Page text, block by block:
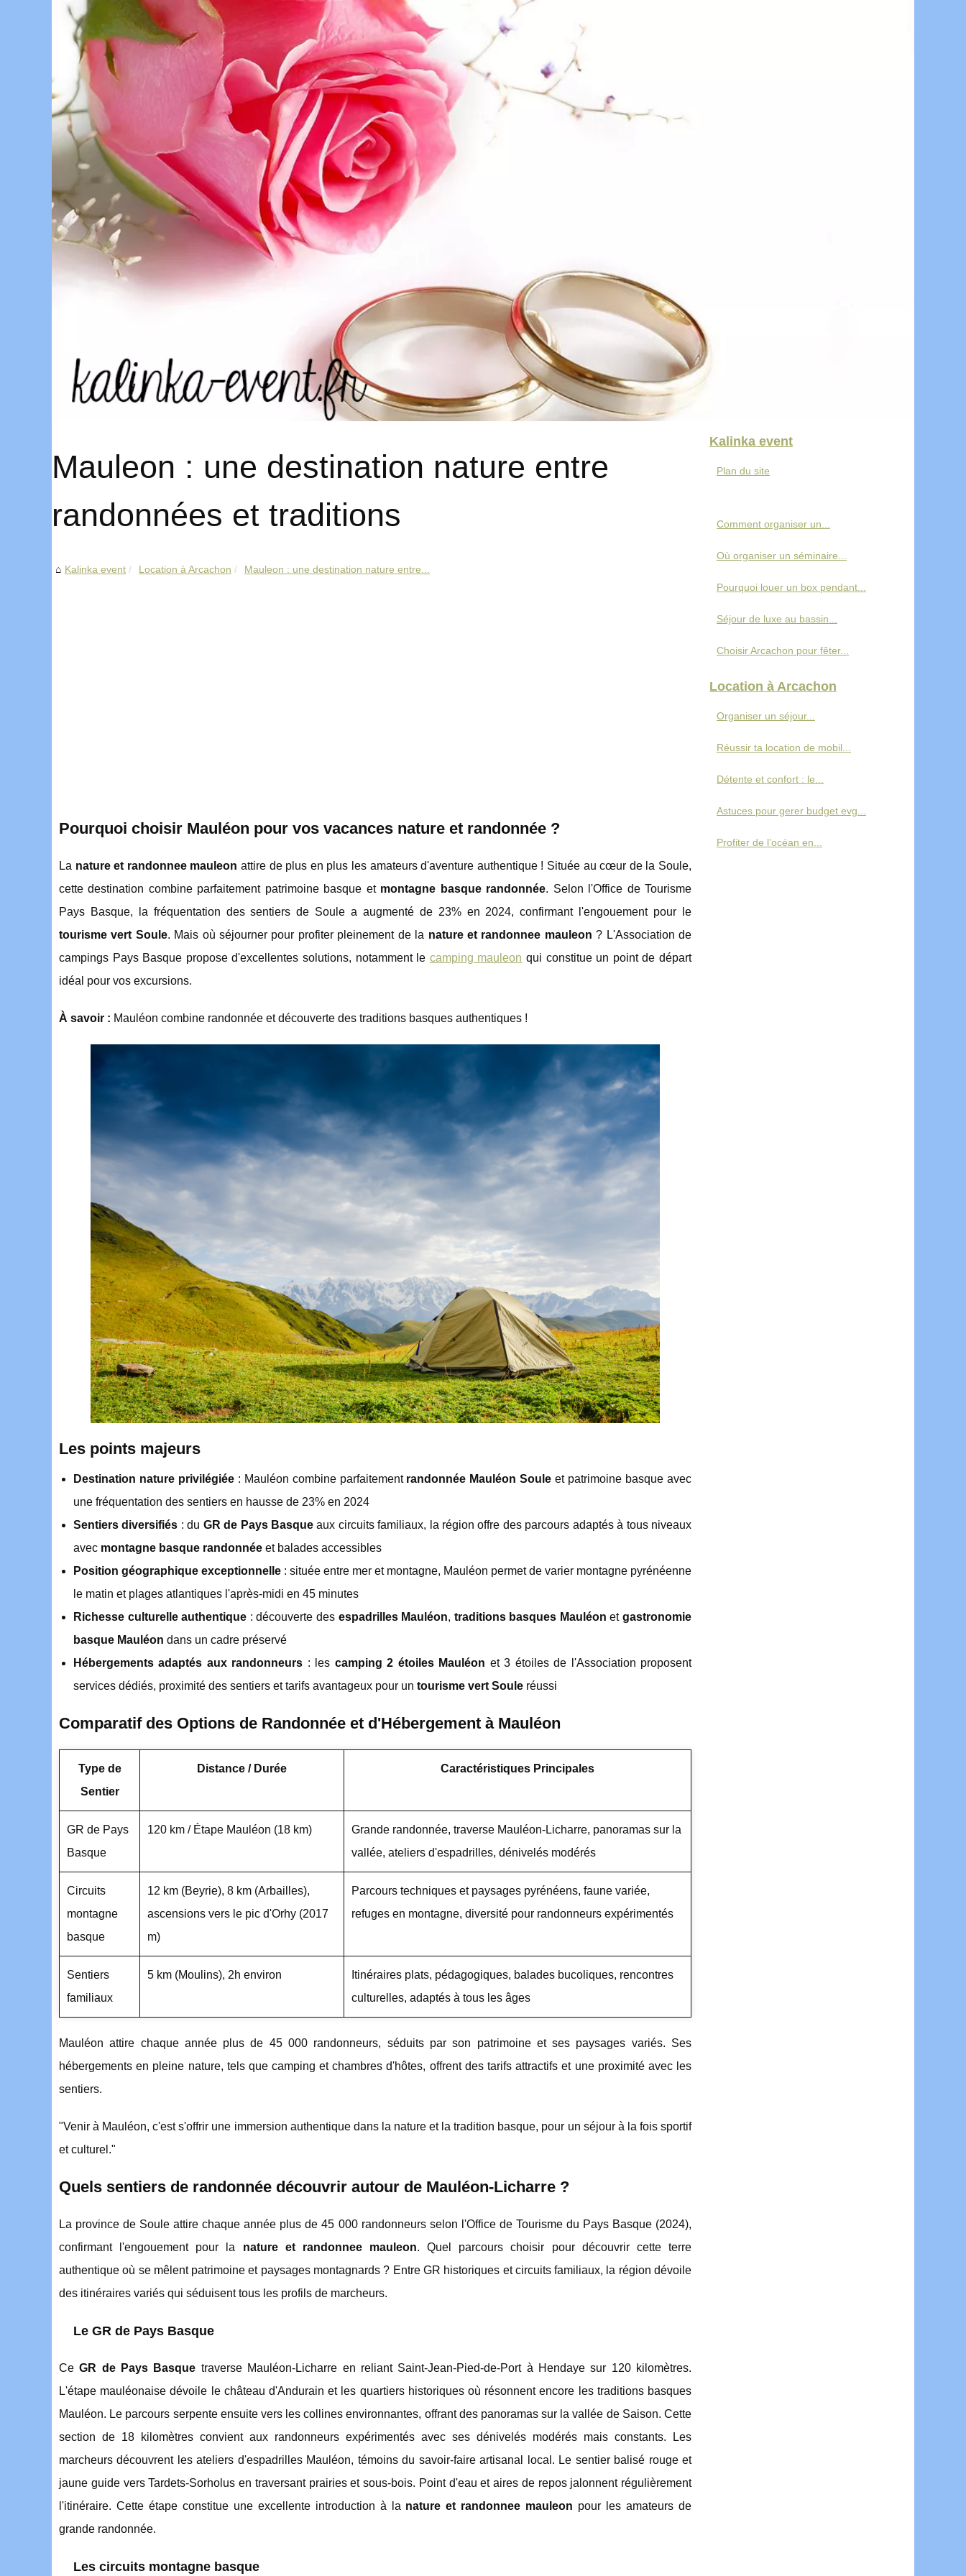
Mauleon : une destination nature entre
randonnées et traditions
Kalinka event Location à Arcachon Mauleon : une destination nature entre...
Pourquoi choisir Mauléon pour vos vacances nature et randonnée ?
La nature et randonnee mauleon attire de plus en plus les amateurs d'aventure authentique ! Située au cœur de la Soule,
cette destination combine parfaitement patrimoine basque et montagne basque randonnée. Selon l'Office de Tourisme
Pays Basque, la fréquentation des sentiers de Soule a augmenté de 23% en 2024, confirmant l'engouement pour le
tourisme vert Soule. Mais où séjourner pour profiter pleinement de la nature et randonnee mauleon ? L'Association de
campings Pays Basque propose d'excellentes solutions, notamment le camping mauleon qui constitue un point de départ
idéal pour vos excursions.
À savoir : Mauléon combine randonnée et découverte des traditions basques authentiques !
Les points majeurs
Destination nature privilégiée: Mauléon combine parfaitement randonnée Mauléon Soule et patrimoine basque avec
une fréquentation des sentiers en hausse de 23% en 2024
Sentiers diversifiés : du GR de Pays Basqueaux circuits familiaux, la région offre des parcours adaptés à tous niveaux
avec montagne basque randonnée et balades accessibles
Position géographique exceptionnelle : située entre mer et montagne, Mauléon permet de varier montagne pyrénéenne
le matin et plages atlantiques l'après-midi en 45 minutes
Richesse culturelle authentique : découverte des espadrilles Mauléon, traditions basques Mauléon etgastronomie
basque Mauléon dans un cadre préservé
Hébergements adaptés aux randonneurs : les camping 2 étoiles Mauléon et 3 étoiles de l'Association proposent
services dédiés, proximité des sentiers et tarifs avantageux pour un tourisme vert Soule réussi
Comparatif des Options de Randonnée et d'Hébergement à Mauléon
Type de
Sentier
Distance / Durée Caractéristiques Principales
GR de Pays
Basque
120 km / Étape Mauléon (18 km)
Grande randonnée, traverse Mauléon-Licharre, panoramas sur la
vallée, ateliers d'espadrilles, dénivelés modérés
Circuits
montagne
basque
12 km (Beyrie), 8 km (Arbailles),
ascensions vers le pic d'Orhy (2017
m)
Parcours techniques et paysages pyrénéens, faune variée,
refuges en montagne, diversité pour randonneurs expérimentés
Sentiers
familiaux
5 km (Moulins), 2h environ
Itinéraires plats, pédagogiques, balades bucoliques, rencontres
culturelles, adaptés à tous les âges
Mauléon attire chaque année plus de 45 000 randonneurs, séduits par son patrimoine et ses paysages variés. Ses
hébergements en pleine nature, tels que camping et chambres d'hôtes, offrent des tarifs attractifs et une proximité avec les
sentiers.
"Venir à Mauléon, c'est s'offrir une immersion authentique dans la nature et la tradition basque, pour un séjour à la fois sportif
et culturel."
Quels sentiers de randonnée découvrir autour de Mauléon-Licharre ?
La province de Soule attire chaque année plus de 45 000 randonneurs selon l'Office de Tourisme du Pays Basque (2024),
confirmant l'engouement pour la nature et randonnee mauleon. Quel parcours choisir pour découvrir cette terre
authentique où se mêlent patrimoine et paysages montagnards ? Entre GR historiques et circuits familiaux, la région dévoile
des itinéraires variés qui séduisent tous les profils de marcheurs.
Le GR de Pays Basque
CeGR de Pays Basque traverse Mauléon-Licharre en reliant Saint-Jean-Pied-de-Port à Hendaye sur 120 kilomètres.
L'étape mauléonaise dévoile le château d'Andurain et les quartiers historiques où résonnent encore les traditions basques
Mauléon. Le parcours serpente ensuite vers les collines environnantes, offrant des panoramas sur la vallée de Saison. Cette
section de 18 kilomètres convient aux randonneurs expérimentés avec ses dénivelés modérés mais constants. Les
marcheurs découvrent les ateliers d'espadrilles Mauléon, témoins du savoir-faire artisanal local. Le sentier balisé rouge et
jaune guide vers Tardets-Sorholus en traversant prairies et sous-bois. Point d'eau et aires de repos jalonnent régulièrement
l'itinéraire. Cette étape constitue une excellente introduction à la nature et randonnee mauleon pour les amateurs de
grande randonnée.
Les circuits montagne basque
Kalinka event
Plan du site
Comment organiser un...
Où organiser un séminaire...
Pourquoi louer un box pendant...
Séjour de luxe au bassin...
Choisir Arcachon pour fêter...
Location à Arcachon
Organiser un séjour...
Réussir ta location de mobil...
Détente et confort : le...
Astuces pour gerer budget evg...
Profiter de l’océan en...